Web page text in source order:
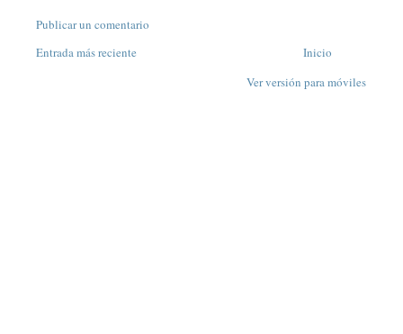
Publicar un comentario
Entrada más reciente
Inicio
Ver versión para móviles